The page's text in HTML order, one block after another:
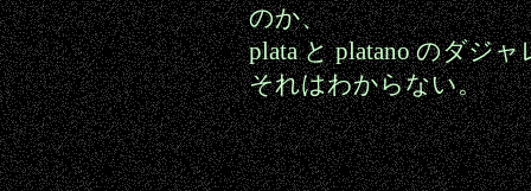
のか、
plata と platano のダジ
それはわからない。